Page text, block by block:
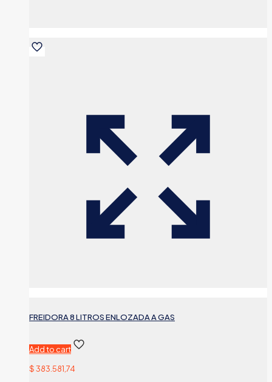
FREIDORA 8 LITROS ENLOZADA A GAS
Add to cart
$383.581,74